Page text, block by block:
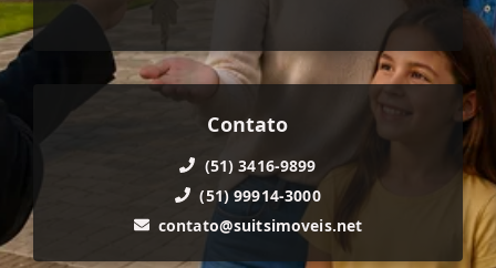
Contato
(51) 3416-9899
(51) 99914-3000
contato@suitsimoveis.net